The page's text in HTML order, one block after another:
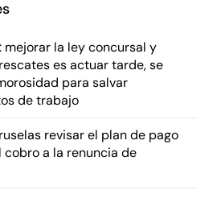
mejorar la ley concursal y
es actuar tarde, se
para salvar
de trabajo
revisar el plan de pago
a la renuncia de